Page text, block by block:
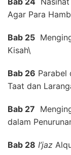
Agar Para
Bab 25
Kisah\
Bab 26 Parabel
Taat dan
Bab 27
dalam
Bab 28 I’jaz